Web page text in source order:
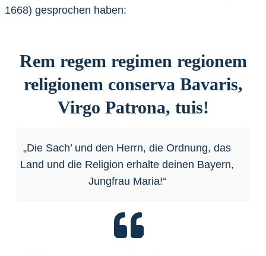
1668) gesprochen haben:
Rem regem regimen regionem
religionem conserva Bavaris,
Virgo Patrona, tuis!
„Die Sach’ und den Herrn, die Ordnung, das
Land und die Religion erhalte deinen Bayern,
Jungfrau Maria!“